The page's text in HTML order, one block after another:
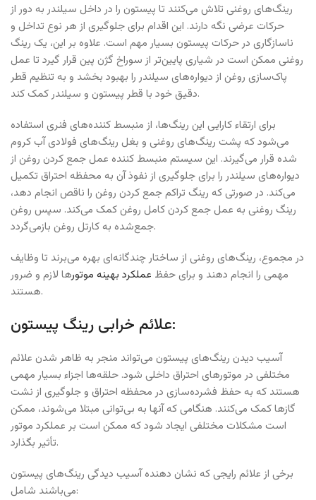
رینگ‌های روغنی تلاش می‌کنند تا پیستون را در داخل سیلندر به دور از
حرکات عرضی نگه دارند. این اقدام برای جلوگیری از هر نوع تداخل و
ناسازگاری در حرکات پیستون بسیار مهم است. علاوه بر این، یک رینگ
روغنی ممکن است در شیاری پایین‌تر از سوراخ گژن پین قرار گیرد تا عمل
پاک‌سازی روغن از دیواره‌های سیلندر را بهبود بخشد و به تنظیم قطر
دقیق خود با قطر پیستون و سیلندر کمک کند.
برای ارتقاء کارایی این رینگ‌ها، از منبسط کننده‌های فنری استفاده
می‌شود که پشت رینگ‌های روغنی و بغل رینگ‌های فولادی آب کروم
شده قرار می‌گیرند. این سیستم منبسط کننده عمل جمع کردن روغن از
دیواره‌های سیلندر را برای جلوگیری از نفوذ آن به محفظه احتراق تکمیل
می‌کند. در صورتی که رینگ تراکم جمع کردن روغن را ناقص انجام دهد،
رینگ روغنی به عمل جمع کردن کامل روغن کمک می‌کند. سپس روغن
جمع‌شده به کارتل روغن بازمی‌گردد.
در مجموع، رینگ‌های روغنی از ساختار چندگانه‌ای بهره می‌برند تا وظایف
مهمی را انجام دهند و برای حفظ عملکرد بهینه موتورها لازم و ضرور
هستند.
علائم خرابی رینگ پیستون:
آسیب دیدن رینگ‌های پیستون می‌تواند منجر به ظاهر شدن علائم
مختلفی در موتورهای احتراق داخلی شود. حلقه‌ها اجزاء بسیار مهمی
هستند که به حفظ فشرده‌سازی در محفظه احتراق و جلوگیری از نشت
گازها کمک می‌کنند. هنگامی که آنها به بی‌توانی مبتلا می‌شوند، ممکن
است مشکلات مختلفی ایجاد شود که ممکن است بر عملکرد موتور
تأثیر بگذارد.
برخی از علائم رایجی که نشان دهنده آسیب دیدگی رینگ‌های پیستون
می‌باشند شامل: